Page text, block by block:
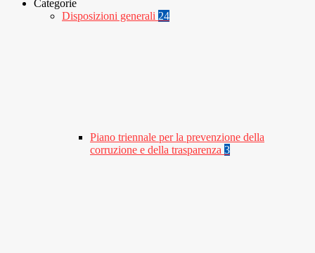
Categorie
Disposizioni generali 24
Piano triennale per la prevenzione della
corruzione e della trasparenza 3